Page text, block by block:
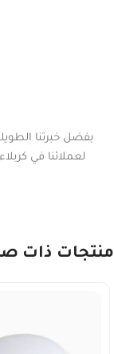
بفضل خبرتنا
لعملائنا في
منتجات ذات